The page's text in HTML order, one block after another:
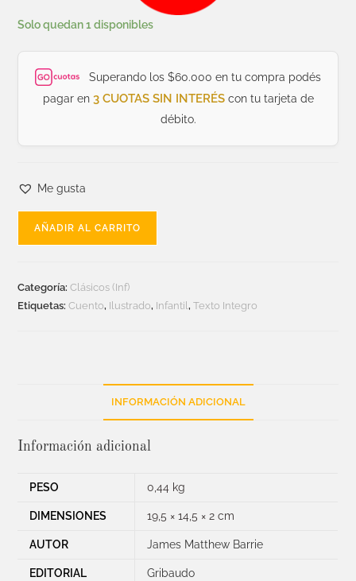
Solo quedan 1 disponibles
Superando los $60.000 en tu compra podés
pagar en 3 CUOTAS SIN INTERÉScon tu tarjeta de
débito.
Me gusta
AÑADIR AL CARRITO
Categoría:Clásicos (Inf)
Etiquetas:Cuento, Ilustrado, Infantil,Texto Integro
INFORMACIÓN ADICIONAL
Información adicional
PESO 0,44 kg
DIMENSIONES 19,5 × 14,5 × 2 cm
AUTOR James Matthew Barrie
EDITORIAL Gribaudo